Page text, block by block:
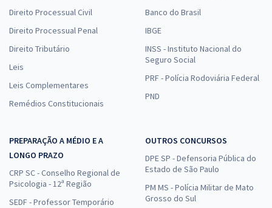
Direito Processual Civil
Direito Processual Penal
Direito Tributário
Leis
Leis Complementares
Remédios Constitucionais
Banco do Brasil
IBGE
INSS - Instituto Nacional do
Seguro Social
PRF - Polícia Rodoviária Federal
PND
PREPARAÇÃO A MÉDIO E A
LONGO PRAZO
CRP SC - Conselho Regional de
Psicologia - 12ª Região
SEDF - Professor Temporário
OUTROS CONCURSOS
DPE SP - Defensoria Pública do
Estado de São Paulo
PM MS - Polícia Militar de Mato
Grosso do Sul